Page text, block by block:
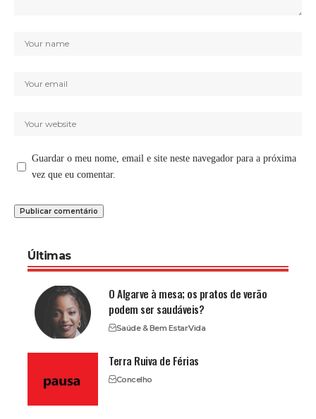
Guardar o meu nome, email e site neste navegador para a próxima
vez que eu comentar.
Últimas
O Algarve à mesa; os pratos de verão
podem ser saudáveis?
Saúde & Bem EstarVida
Terra Ruiva de Férias
Concelho